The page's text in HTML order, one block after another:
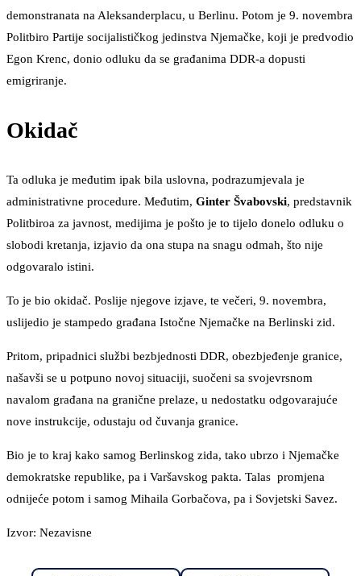
demonstranata na Aleksanderplacu, u Berlinu. Potom je 9. novembra
Politbiro Partije socijalističkog jedinstva Njemačke, koji je predvodio
Egon Krenc, donio odluku da se građanima DDR-a dopusti
emigriranje.
Okidač
Ta odluka je međutim ipak bila uslovna, podrazumjevala je
administrativne procedure. Međutim, Ginter Švabovski, predstavnik
Politbiroa za javnost, medijima je pošto je to tijelo donelo odluku o
slobodi kretanja, izjavio da ona stupa na snagu odmah, što nije
odgovaralo istini.
To je bio okidač. Poslije njegove izjave, te večeri, 9. novembra,
uslijedio je stampedo građana Istočne Njemačke na Berlinski zid.
Pritom, pripadnici službi bezbjednosti DDR, obezbjeđenje granice,
našavši se u potpuno novoj situaciji, suočeni sa svojevrsnom
navalom građana na granične prelaze, u nedostatku odgovarajuće
nove instrukcije, odustaju od čuvanja granice.
Bio je to kraj kako samog Berlinskog zida, tako ubrzo i Njemačke
demokratske republike, pa i Varšavskog pakta. Talas promjena
odnijeće potom i samog Mihaila Gorbačova, pa i Sovjetski Savez.
Izvor: Nezavisne